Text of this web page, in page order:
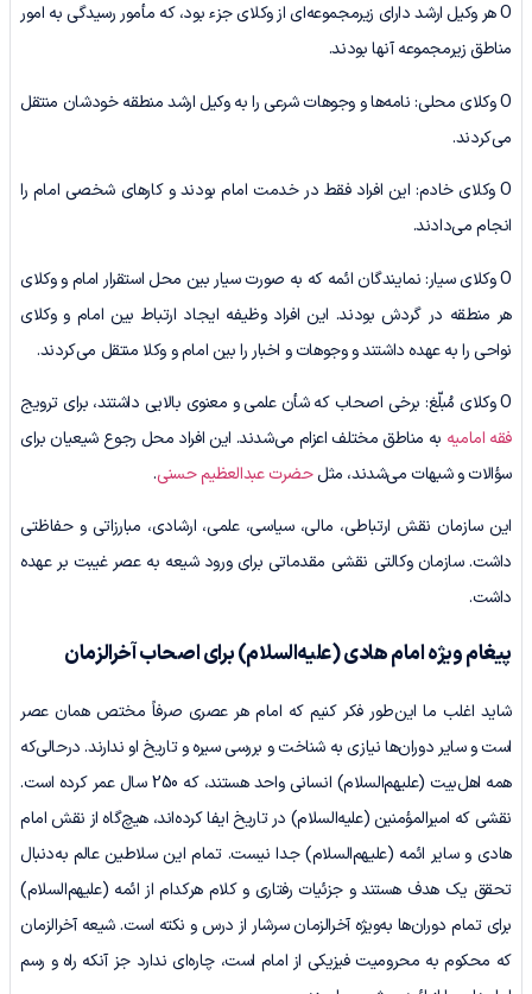
O هر وکیل ارشد دارای زیرمجموعه‌ای از وکلای جزء بود، که مأمور رسیدگی به امور
مناطق زیرمجموعه آنها بودند.
O وکلای محلی: نامه‌ها و وجوهات شرعی را به وکیل ارشد منطقه خودشان منتقل
می‌کردند.
O وکلای خادم: این افراد فقط در خدمت امام بودند و کارهای شخصی امام را
انجام می‌دادند.
O وکلای سیار: نمایندگان ائمه که به صورت سیار بین محل استقرار امام و وکلای
هر منطقه در گردش بودند. این افراد وظیفه ایجاد ارتباط بین امام و وکلای
نواحی را به عهده داشتند و وجوهات و اخبار را بین امام و وکلا منتقل می‌کردند.
O وکلای مُبلّغ: برخی اصحاب که شأن علمی و معنوی بالایی داشتند، برای ترویج
فقه امامیه به مناطق مختلف اعزام می‌شدند. این افراد محل رجوع شیعیان برای
سؤالات و شبهات می‌شدند، مثلحضرت عبدالعظیم حسنی.
این سازمان نقش ارتباطی، مالی، سیاسی، علمی، ارشادی، مبارزاتی و حفاظتی
داشت. سازمان وکالتی نقشی مقدماتی برای ورود شیعه به عصر غیبت بر عهده
داشت.
پیغام ویژه امام هادی(علیه‌السلام)برای اصحاب آخرالزمان
شاید اغلب ما این‌طور فکر کنیم که امام هر عصری صرفاً مختص همان عصر
است و سایر دوران‌ها نیازی به شناخت و بررسی سیره و تاریخ او ندارند. درحالی‌که
همه اهل‌بیت (علیهم‌السلام) انسانی واحد هستند، که 250 سال عمر کرده است.
نقشی که امیرالمؤمنین (علیه‌السلام) در تاریخ ایفا کرده‌اند، هیچ‌گاه از نقش امام
هادی و سایر ائمه (علیهم‌السلام) جدا نیست. تمام این سلاطین عالم به‌دنبال
تحقق یک هدف هستند و جزئیات رفتاری و کلام هرکدام از ائمه (علیهم‌السلام)
برای تمام دوران‌ها به‌ویژه آخرالزمان سرشار از درس و نکته است. شیعه آخرالزمان
که محکوم به محرومیت فیزیکی از امام است، چاره‌ای ندارد جز آنکه راه‌ و رسم